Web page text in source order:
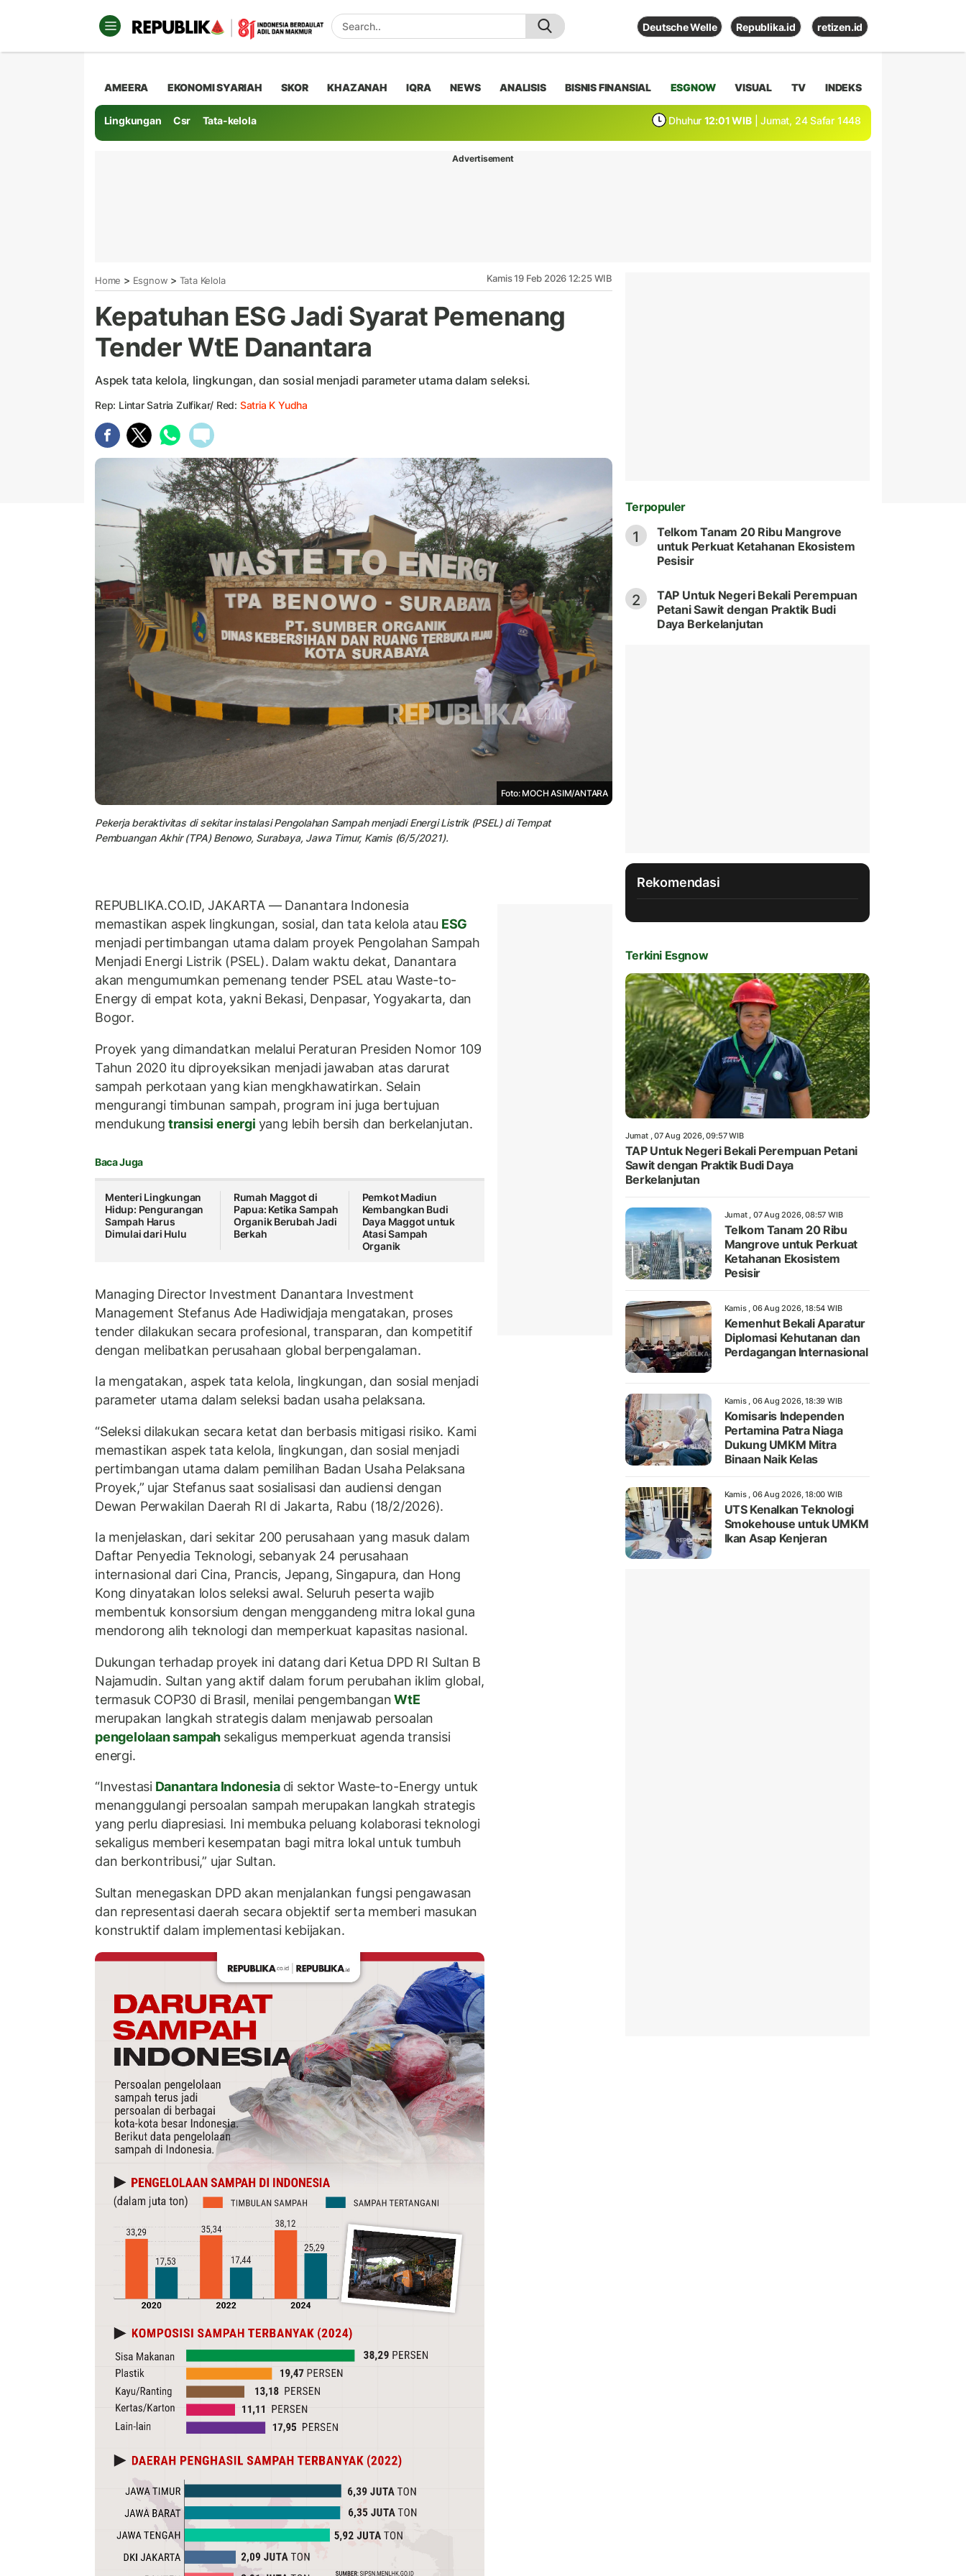
Deutsche Welle Republika.id retizen.id
AMEERA EKONOMI SYARIAH SKOR KHAZANAH IQRA NEWS ANALISIS BISNIS FINANSIAL ESGNOW VISUAL TV INDEKS
Lingkungan Csr Tata-kelola Dhuhur 12:01 WIB | Jumat, 24 Safar 1448
Advertisement
Home > Esgnow > Tata Kelola Kamis 19 Feb 2026 12:25 WIB
Kepatuhan ESG Jadi Syarat Pemenang
Tender WtE Danantara
Aspek tata kelola, lingkungan, dan sosial menjadi parameter utama dalam seleksi.
Rep: Lintar Satria Zulfikar/ Red: Satria K Yudha
Foto: MOCH ASIM/ANTARA
Pekerja beraktivitas di sekitar instalasi Pengolahan Sampah menjadi Energi Listrik (PSEL) di Tempat
Pembuangan Akhir (TPA) Benowo, Surabaya, Jawa Timur, Kamis (6/5/2021).
REPUBLIKA.CO.ID, JAKARTA — Danantara Indonesia
memastikan aspek lingkungan, sosial, dan tata kelola atau ESG
menjadi pertimbangan utama dalam proyek Pengolahan Sampah
Menjadi Energi Listrik (PSEL). Dalam waktu dekat, Danantara
akan mengumumkan pemenang tender PSEL atau Waste-to-
Energy di empat kota, yakni Bekasi, Denpasar, Yogyakarta, dan
Bogor.
Proyek yang dimandatkan melalui Peraturan Presiden Nomor 109
Tahun 2020 itu diproyeksikan menjadi jawaban atas darurat
sampah perkotaan yang kian mengkhawatirkan. Selain
mengurangi timbunan sampah, program ini juga bertujuan
mendukung transisi energi yang lebih bersih dan berkelanjutan.
Baca Juga
Menteri Lingkungan
Hidup: Pengurangan
Sampah Harus
Dimulai dari Hulu
Rumah Maggot di
Papua: Ketika Sampah
Organik Berubah Jadi
Berkah
Pemkot Madiun
Kembangkan Budi
Daya Maggot untuk
Atasi Sampah
Organik
Managing Director Investment Danantara Investment
Management Stefanus Ade Hadiwidjaja mengatakan, proses
tender dilakukan secara profesional, transparan, dan kompetitif
dengan melibatkan perusahaan global berpengalaman.
Ia mengatakan, aspek tata kelola, lingkungan, dan sosial menjadi
parameter utama dalam seleksi badan usaha pelaksana.
“Seleksi dilakukan secara ketat dan berbasis mitigasi risiko. Kami
memastikan aspek tata kelola, lingkungan, dan sosial menjadi
pertimbangan utama dalam pemilihan Badan Usaha Pelaksana
Proyek,” ujar Stefanus saat sosialisasi dan audiensi dengan
Dewan Perwakilan Daerah RI di Jakarta, Rabu (18/2/2026).
Ia menjelaskan, dari sekitar 200 perusahaan yang masuk dalam
Daftar Penyedia Teknologi, sebanyak 24 perusahaan
internasional dari Cina, Prancis, Jepang, Singapura, dan Hong
Kong dinyatakan lolos seleksi awal. Seluruh peserta wajib
membentuk konsorsium dengan menggandeng mitra lokal guna
mendorong alih teknologi dan memperkuat kapasitas nasional.
Dukungan terhadap proyek ini datang dari Ketua DPD RI Sultan B
Najamudin. Sultan yang aktif dalam forum perubahan iklim global,
termasuk COP30 di Brasil, menilai pengembanganWtE
merupakan langkah strategis dalam menjawab persoalan
pengelolaan sampah sekaligus memperkuat agenda transisi
energi.
“InvestasiDanantara Indonesia di sektor Waste-to-Energy untuk
menanggulangi persoalan sampah merupakan langkah strategis
yang perlu diapresiasi. Ini membuka peluang kolaborasi teknologi
sekaligus memberi kesempatan bagi mitra lokal untuk tumbuh
dan berkontribusi,” ujar Sultan.
Sultan menegaskan DPD akan menjalankan fungsi pengawasan
dan representasi daerah secara objektif serta memberi masukan
konstruktif dalam implementasi kebijakan.
Terpopuler
1
Telkom Tanam 20 Ribu Mangrove
untuk Perkuat Ketahanan Ekosistem
Pesisir
2
TAP Untuk Negeri Bekali Perempuan
Petani Sawit dengan Praktik Budi
Daya Berkelanjutan
Rekomendasi
Terkini Esgnow
Jumat , 07 Aug 2026, 09:57 WIB
TAP Untuk Negeri Bekali Perempuan Petani
Sawit dengan Praktik Budi Daya
Berkelanjutan
Jumat , 07 Aug 2026, 08:57 WIB
Telkom Tanam 20 Ribu
Mangrove untuk Perkuat
Ketahanan Ekosistem
Pesisir
Kamis , 06 Aug 2026, 18:54 WIB
Kemenhut Bekali Aparatur
Diplomasi Kehutanan dan
Perdagangan Internasional
Kamis , 06 Aug 2026, 18:39 WIB
Komisaris Independen
Pertamina Patra Niaga
Dukung UMKM Mitra
Binaan Naik Kelas
Kamis , 06 Aug 2026, 18:00 WIB
UTS Kenalkan Teknologi
Smokehouse untuk UMKM
Ikan Asap Kenjeran